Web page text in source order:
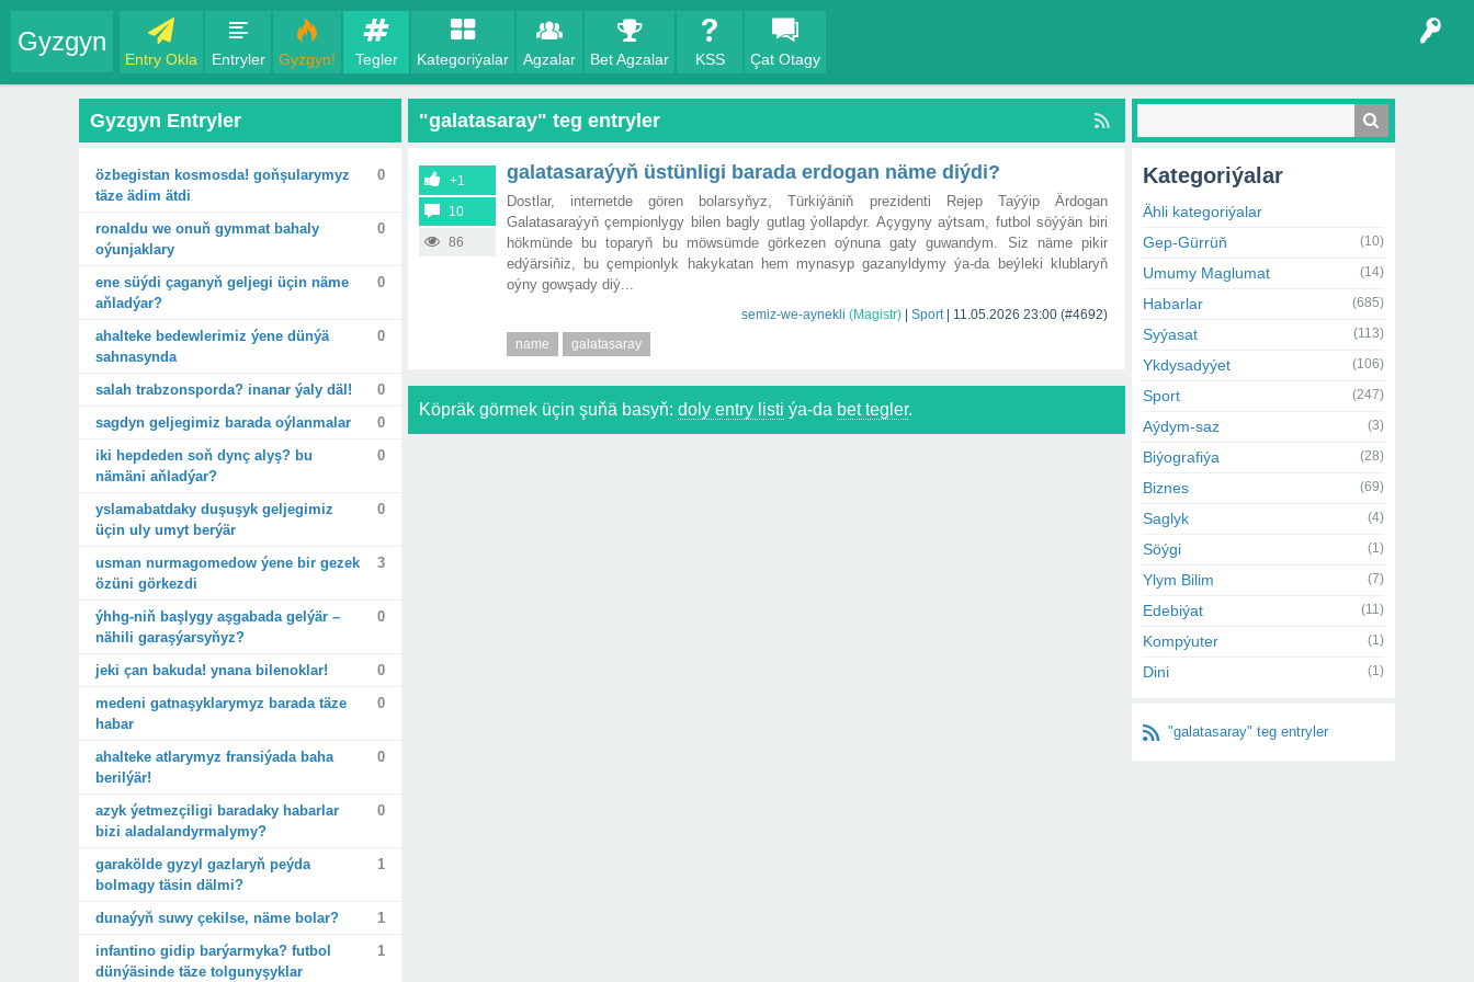
Gyzgyn
Entry Okla Entryler Gyzgyn! Tegler Kategoriýalar Agzalar Bet Agzalar KSS Çat Otagy
Gyzgyn Entryler
özbegistan kosmosda! goňşularymyz
täze ädim ätdi
0
ronaldu we onuň gymmat bahaly
oýunjaklary
0
ene süýdi çaganyň geljegi üçin näme
aňladýar?
0
ahalteke bedewlerimiz ýene dünýä
sahnasynda
0
salah trabzonsporda? inanar ýaly däl!
0
sagdyn geljegimiz barada oýlanmalar
0
iki hepdeden soň dynç alyş? bu
nämäni aňladýar?
0
yslamabatdaky duşuşyk geljegimiz
üçin uly umyt berýär
0
usman nurmagomedow ýene bir gezek
özüni görkezdi
3
ýhhg-niň başlygy aşgabada gelýär –
nähili garaşýarsyňyz?
0
jeki çan bakuda! ynana bilenoklar!
0
medeni gatnaşyklarymyz barada täze
habar
0
ahalteke atlarymyz fransiýada baha
berilýär!
0
azyk ýetmezçiligi baradaky habarlar
bizi aladalandyrmalymy?
0
garakölde gyzyl gazlaryň peýda
bolmagy täsin dälmi?
1
dunaýyň suwy çekilse, näme bolar?
1
infantino gidip barýarmyka? futbol
dünýäsinde täze tolgunyşyklar
1
"galatasaray" teg entryler
+1
10
86
galatasaraýyň üstünligi barada erdogan näme diýdi?
Dostlar, internetde gören bolarsyňyz, Türkiýäniň prezidenti Rejep Taýýip Ärdogan
Galatasaraýyň çempionlygy bilen bagly gutlag ýollapdyr. Açygyny aýtsam, futbol söýýän biri
hökmünde bu toparyň bu möwsümde görkezen oýnuna gaty guwandym. Siz näme pikir
edýärsiňiz, bu çempionlyk hakykatan hem mynasyp gazanyldymy ýa-da beýleki klublaryň
oýny gowşady diý...
semiz-we-aynekli (Magistr) | Sport| 11.05.2026 23:00 (#4692)
name
galatasaray
Köpräk görmek üçin şuňä basyň: doly entry listi ýa-da bet tegler.
Kategoriýalar
Ähli kategoriýalar
Gep-Gürrüň
(10)
Umumy Maglumat (14)
Habarlar (685)
Syýasat (113)
Ykdysadyýet (106)
Sport (247)
Aýdym-saz (3)
Biýografiýa (28)
Biznes (69)
Saglyk (4)
Söýgi (1)
Ylym Bilim (7)
Edebiýat (11)
Kompýuter (1)
Dini (1)
"galatasaray" teg entryler